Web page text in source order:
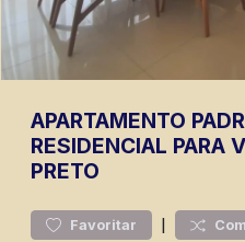
APARTAMENTO
RESIDENCIAL PARA
PRETO
Favoritar |